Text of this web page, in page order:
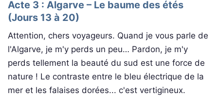
Acte 3 : Algarve – Le baume des étés
(Jours 13 à 20)
Attention, chers voyageurs. Quand je vous parle de
l'Algarve, je m'y perds un peu… Pardon, je m'y
perds tellement la beauté du sud est une force de
nature ! Le contraste entre le bleu électrique de la
mer et les falaises dorées... c'est vertigineux.